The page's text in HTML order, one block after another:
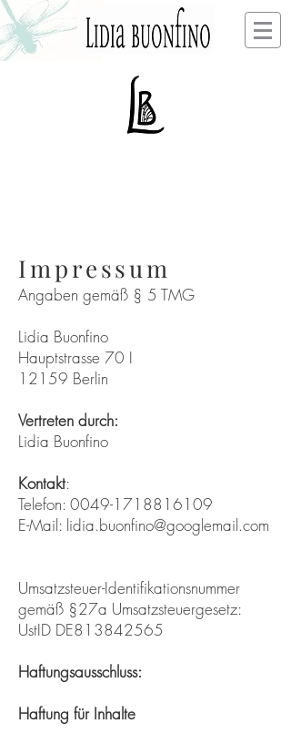
Impressum
Angaben gemäß § 5 TMG
Lidia Buonfino
Hauptstrasse 70 I
12159 Berlin
Vertreten durch:
Lidia Buonfino
Kontakt:
Telefon: 0049-1718816109
E-Mail: lidia.buonfino@googlemail.com
Umsatzsteuer-Identifikationsnummer
gemäß §27a Umsatzsteuergesetz:
UstID DE813842565
Haftungsausschluss:
Haftung für Inhalte